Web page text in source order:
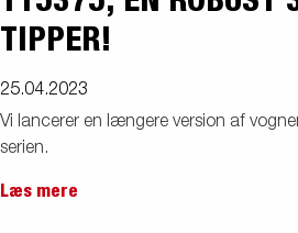
TIPPER!
25.04.2023
Vi lancerer en længere version af
serien.
Læs mere